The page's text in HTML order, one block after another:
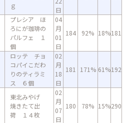
ｇ
日
プレシア ほ
ろにが珈琲の
パルフェ １
個
04
月
01
日
184 92% 18%181
ロッテ チョ
コパイこだわ
りのティラミ
ス ６個
02
月
18
日
181 171% 61%192
東北みやげ
焼きたて出
荷 １４枚
02
月
07
日
180 78% 15%290